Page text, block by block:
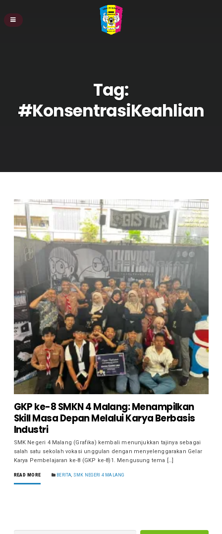
Tag:
#KonsentrasiKeahlian
GKP ke-8 SMKN 4 Malang: Menampilkan
Skill Masa Depan Melalui Karya Berbasis
Industri
SMK Negeri 4 Malang (Grafika) kembali menunjukkan tajinya sebagai
salah satu sekolah vokasi unggulan dengan menyelenggarakan Gelar
Karya Pembelajaran ke-8 (GKP ke-8)1. Mengusung tema […]
READ MORE BERITA SMK NEGERI 4 MALANG